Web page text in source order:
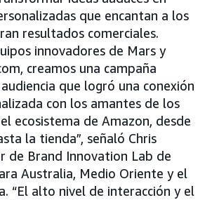
que encantan a los
resultados comerciales.
innovadores de Mars y
creamos una campaña
que logró una conexión
con los amantes de los
ecosistema de Amazon, desde
la tienda”, señaló Chris
de Brand Innovation Lab de
Australia, Medio Oriente y el
“El alto nivel de interacción y el